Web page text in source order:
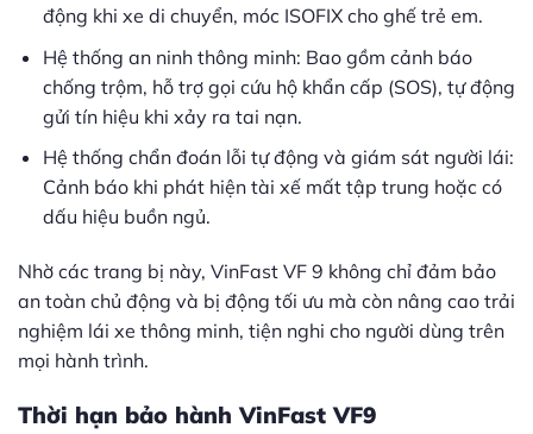
động khi xe di chuyển, móc ISOFIX cho ghế trẻ em.
Hệ thống an ninh thông minh: Bao gồm cảnh báo
chống trộm, hỗ trợ gọi cứu hộ khẩn cấp (SOS), tự động
gửi tín hiệu khi xảy ra tai nạn.
Hệ thống chẩn đoán lỗi tự động và giám sát người lái:
Cảnh báo khi phát hiện tài xế mất tập trung hoặc có
dấu hiệu buồn ngủ.
Nhờ các trang bị này, VinFast VF 9 không chỉ đảm bảo
an toàn chủ động và bị động tối ưu mà còn nâng cao trải
nghiệm lái xe thông minh, tiện nghi cho người dùng trên
mọi hành trình.
Thời hạn bảo hành VinFast VF9